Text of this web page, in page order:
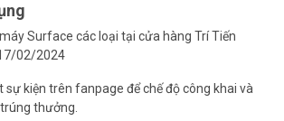
Surface các loại tại cửa hàng Trí Tiến
02/2024
sự kiện trên fanpage để chế độ công khai và
thưởng.